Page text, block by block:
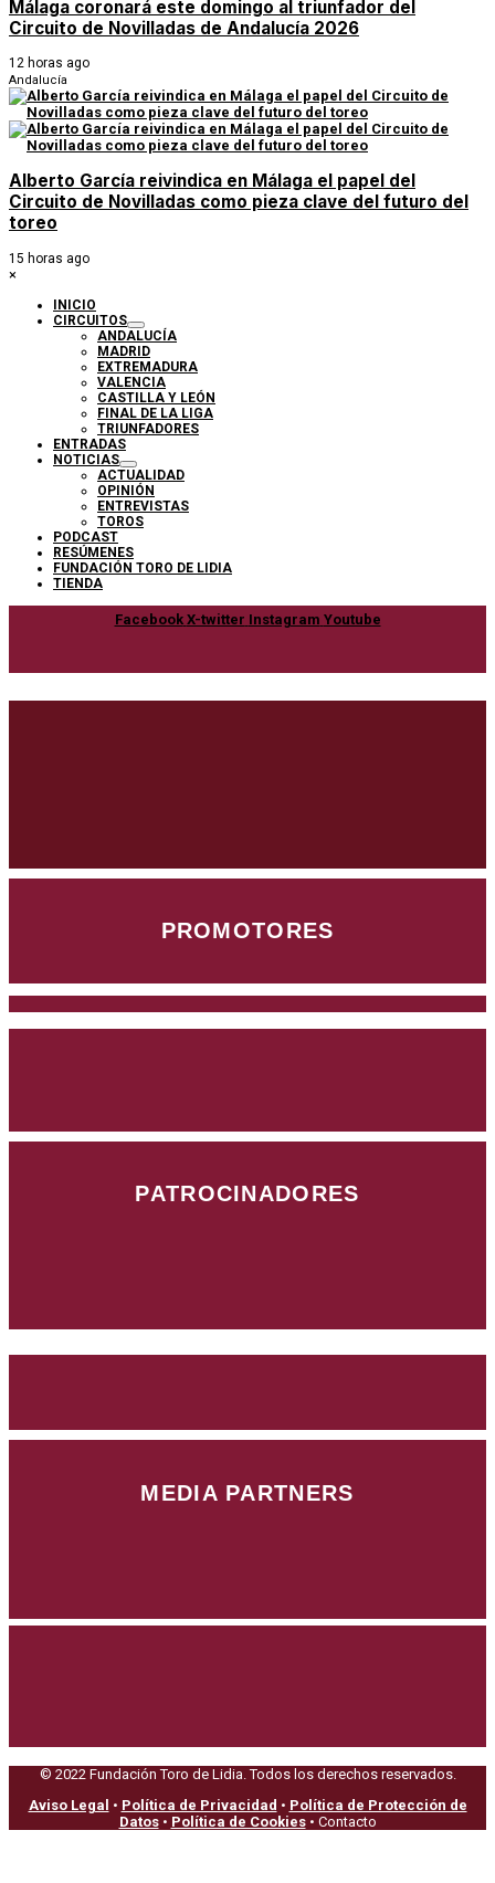
Málaga coronará este domingo al triunfador del
Circuito de Novilladas de Andalucía 2026
12 horas ago
Andalucía
Alberto García reivindica en Málaga el papel del
Circuito de Novilladas como pieza clave del futuro del
toreo
15 horas ago
×
INICIO
CIRCUITOS
ANDALUCÍA
MADRID
EXTREMADURA
VALENCIA
CASTILLA Y LEÓN
FINAL DE LA LIGA
TRIUNFADORES
ENTRADAS
NOTICIAS
ACTUALIDAD
OPINIÓN
ENTREVISTAS
TOROS
PODCAST
RESÚMENES
FUNDACIÓN TORO DE LIDIA
TIENDA
Facebook X-twitter Instagram Youtube
PROMOTORES
PATROCINADORES
MEDIA PARTNERS
© 2022 Fundación Toro de Lidia. Todos los derechos reservados.
Aviso Legal • Política de Privacidad • Política de Protección de
Datos• Política de Cookies• Contacto